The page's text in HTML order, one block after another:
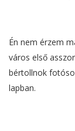
Én nem érzem
város első
bértollnok
lapban.